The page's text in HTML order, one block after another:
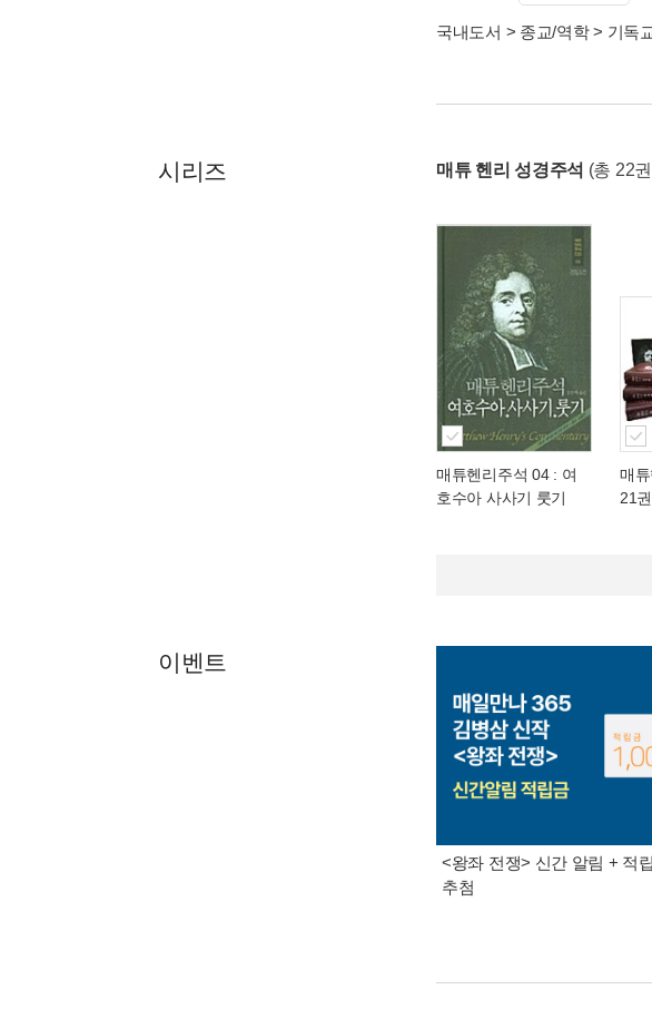
국내도서 > 종교/역학> 기독
시리즈 매튜 헨리 성경주석 (총 22
매튜헨리주석 04 : 여
호수아 사사기 룻기
매
21권
이벤트
<왕좌 전쟁> 신간 알림 + 적
추첨